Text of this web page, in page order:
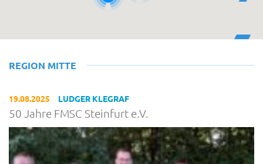
REGION MITTE
19.08.2025 LUDGER KLEGRAF
50 Jahre FMSC Steinfurt e.V.